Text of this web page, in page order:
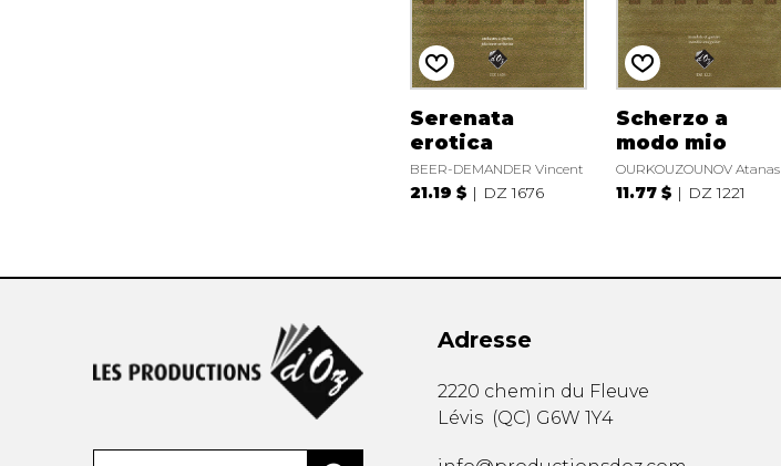
Serenata
erotica
BEER-DEMANDER Vincent
21.19 $ DZ 1676
Scherzo a
modo mio
OURKOUZOUNOV Atanas
11.77 $ DZ 1221
Adresse
2220 chemin du Fleuve
Lévis (QC) G6W 1Y4